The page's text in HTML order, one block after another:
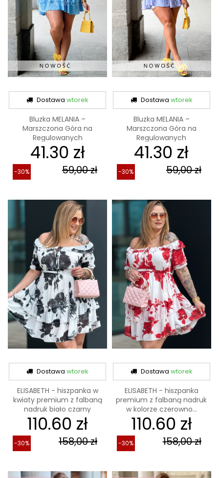
Dostawawtorek
Bluzka MELANIA –
Marszczona Góra na
Regulowanych
Ramiączkach,...
41.30 zł
59,00 zł
-30%
Dostawa wtorek
Bluzka MELANIA –
Marszczona Góra na
Regulowanych
Ramiączkach,...
41.30 zł
59,00 zł
-30%
Dostawawtorek
ELISABETH - hiszpanka w
kwiaty premium z falbaną
nadruk biało czarny
110.60 zł
158,00 zł
-30%
Dostawa wtorek
ELISABETH - hiszpanka
premium z falbaną nadruk
w kolorze czerowno...
110.60 zł
158,00 zł
-30%